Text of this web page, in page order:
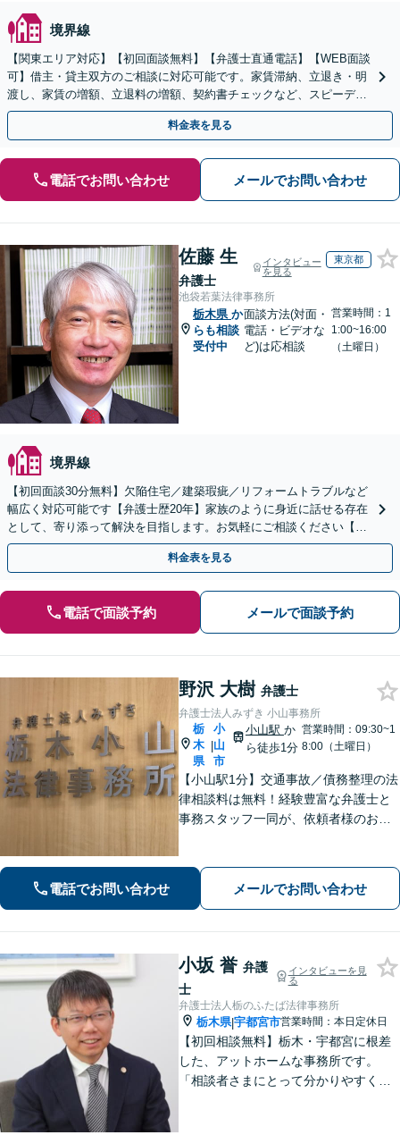
境界線
【関東エリア対応】【初回面談無料】【弁護士直通電話】【WEB面談
可】借主・貸主双方のご相談に対応可能です。家賃滞納、立退き・明
渡し、家賃の増額、立退料の増額、契約書チェックなど、スピーディ
ーに不動産トラブル解決【休日・夜間・当日相談に対応】
料金表を見る
電話でお問い合わせ メールでお問い合わせ
佐藤 生
弁護士
インタビュー
を見る
東京都
池袋若葉法律事務所
栃木県 か
らも相談
受付中
面談方法(対面・
電話・ビデオな
ど)は応相談
営業時間：1
1:00~16:00
（土曜日）
境界線
【初回面談30分無料】欠陥住宅／建築瑕疵／リフォームトラブルなど
幅広く対応可能です【弁護士歴20年】家族のように身近に話せる存在
として、寄り添って解決を目指します。お気軽にご相談ください【池
袋駅5分】
料金表を見る
電話で面談予約 メールで面談予約
野沢 大樹 弁護士
弁護士法人みずき 小山事務所
栃
木
県
|
小
山
市
小山駅 か
ら徒歩1分
営業時間：09:30~1
8:00（土曜日）
【小山駅1分】交通事故／債務整理の法
律相談料は無料！経験豊富な弁護士と
事務スタッフ一同が、依頼者様のお悩
観点から解決策をご提案してまいりま
す。【休日・夜間対応】
電話でお問い合わせ メールでお問い合わせ
小坂 誉 弁護
士
インタビューを見
る
弁護士法人栃のふたば法律事務所
栃木県|宇都宮市営業時間：本日定休日
【初回相談無料】栃木・宇都宮に根差
した、アットホームな事務所です。
「相談者さまにとって分かりやすく説